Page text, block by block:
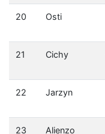
20 Osti
21 Cichy
22 Jarzyn
23 Alienzo